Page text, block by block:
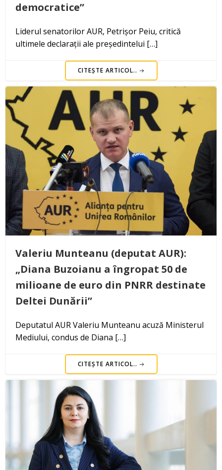
democratice”
Liderul senatorilor AUR, Petrișor Peiu, critică
ultimele declarații ale președintelui […]
CITEȘTE ARTICOL..
Valeriu Munteanu (deputat AUR):
„Diana Buzoianu a îngropat 50 de
milioane de euro din PNRR destinate
Deltei Dunării”
Deputatul AUR Valeriu Munteanu acuză Ministerul
Mediului, condus de Diana […]
CITEȘTE ARTICOL..